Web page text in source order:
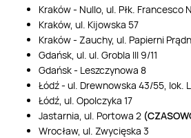
Kraków - Nullo, ul. Płk. Francesco
Kraków, ul. Kijowska 57
Kraków - Zauchy, ul. Papierni
Gdańsk, ul. ul. Grobla III 9/11
Gdańsk - Leszczynowa 8
Łódź - ul. Drewnowska 43/55, lok.
Łódź, ul. Opolczyka 17
Jastarnia, ul. Portowa 2
Wrocław, ul. Zwycięska 3